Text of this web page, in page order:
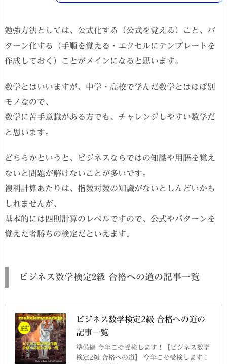
勉強方法としては、公式化する（公式を覚える）こと、パ
ターン化する（手順を覚える・エクセルにテンプレートを
作成しておく）ことがメインになると思います。
数学とはいいますが、中学・高校で学んだ数学とはほぼ別
モノなので、
数学に苦手意識がある方でも、チャレンジしやすい数学だ
と思います。
どちらかというと、ビジネスならではの知識や用語を覚え
ないと問題が解けないことが多いです。
複利計算あたりは、指数対数の知識がないとしんどいかも
しれませんが、
基本的には四則計算のレベルですので、公式やパターンを
覚えた者勝ちの検定だといえます。
ビジネス数学検定2級 合格への道の記事一覧
ビジネス数学検定2級 合格への道の
記事一覧
準備編 今年こそ受検します！【ビジネス数学
検定2級 合格への道】 今年こそ受検します！